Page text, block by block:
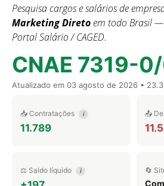
Pesquisa cargos e salários de
Marketing Diretoem todo Brasil —
Portal Salário / CAGED.
CNAE 7319-
Atualizado em 03 agosto de 2026 •
📥 Contratações i
11.789
📤
⚖️ Saldo líquido i 🔄